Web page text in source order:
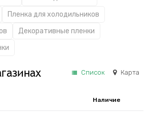
Пленка для холодильников
Декоративные пленки
Список Карта
Наличие